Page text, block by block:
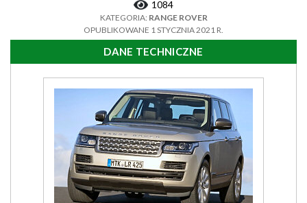
1084
KATEGORIA: RANGE ROVER
OPUBLIKOWANE 1 STYCZNIA 2021 R.
DANE TECHNICZNE